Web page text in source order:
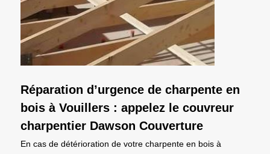
Réparation d’urgence de charpente en
bois à Vouillers : appelez le couvreur
charpentier Dawson Couverture
En cas de détérioration de votre charpente en bois à